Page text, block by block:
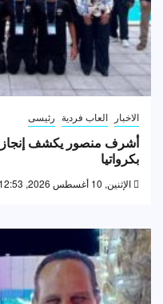
الاخبار العاب فردية رئيسى
أشرف منصور يكشف
بكرواتيا
الإثنين, 10 أغسطس 2026, 12:53 م